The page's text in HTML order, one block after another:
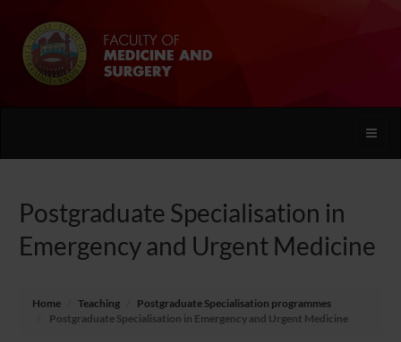
Toggle
Postgraduate Specialisation in
Emergency and Urgent Medicine
Home Teaching
Postgraduate Specialisation programmes
Postgraduate Specialisation in Emergency and Urgent Medicine